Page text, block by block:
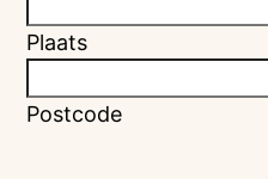
Plaats
Postcode